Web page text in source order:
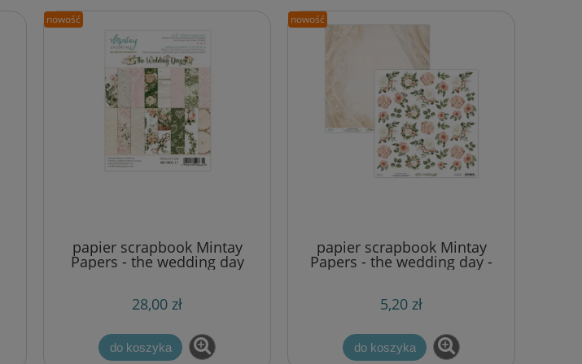
papier scrapbook Mintay
Papers - the wedding day
(zestaw papierów
cm [bloczek/pad]
28,00 zł
do koszyka
nowość
papier scrapbook Mintay
Papers - the wedding day -
arkusz z kwiatami
5,20 zł
do koszyka
nowość